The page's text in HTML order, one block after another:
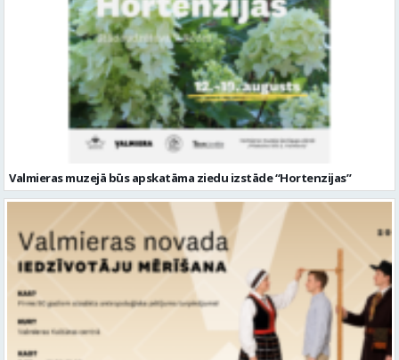
Valmieras muzejā būs apskatāma ziedu izstāde “Hortenzijas”